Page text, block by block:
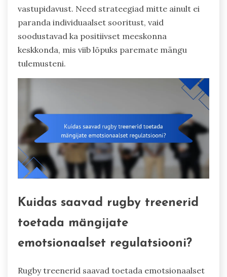
vastupidavust. Need strateegiad mitte ainult ei
paranda individuaalset sooritust, vaid
soodustavad ka positiivset meeskonna
keskkonda, mis viib lõpuks paremate mängu
tulemusteni.
Kuidas saavad rugby treenerid
toetada mängijate
emotsionaalset regulatsiooni?
Rugby treenerid saavad toetada emotsionaalset